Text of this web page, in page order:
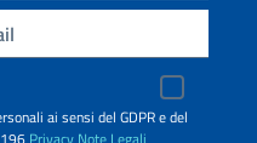
ai sensi del GDPR e del